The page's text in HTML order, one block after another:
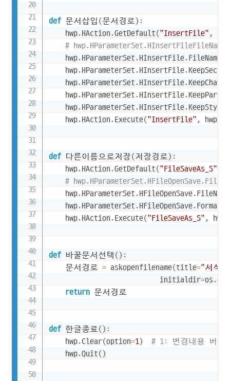
def 문서삽입 (문서경로) :
    hwp
. HAction.GetDefault("InsertFile" ,
#
    hwp
. HParameterSet. HInsertFile. FileName
    hwp
. HParameterSet. HInsertFile.
    hwp
. HParameterSet. HInsertFile.
    hwp
. HParameterSet. HInsertFile.
    hwp
. HParameterSet. HInsertFile. KeepStyle
    hwp
. HAction. Execute("InsertFile" , hwp.
def 다른이름으로저장(저장경로) :
    hwp
. HAction.GetDefault("FileSaveAs_S"
#
    hwp
. HParameterSet. HFileOpenSave.
    hwp
. HParameterSet. HFileOpenSave. Format
    hwp
. HAction. Execute("FileSaveAs_S" , hwp
def 바꿀문서선택 () :
    문서경로
= askopenfilename(title="서식
                           initialdir
=os.
return 문서경로
def 한글종료() :
    hwp
.Clear(option=1)
# 1: 변경내용 버림
    hwp
.Quit()